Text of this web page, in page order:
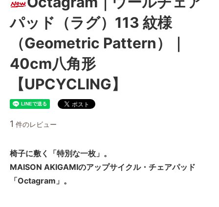
パッド（ラグ）113 紋様
（Geometric Pattern）｜
40cm八角形
【UPCYCLING】
1 件のレビュー
椅子に敷く「特別な一枚」。
MAISON AKIGAMIのアップサイクル・チェアパッド
「Octagram」。